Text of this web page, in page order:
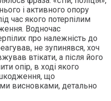
і активного опору
час якого потерпілим
Водночас
про належність до
не зупинявся, хоч
втікати, а після його
опір, в ході якого
що
висновками, детально